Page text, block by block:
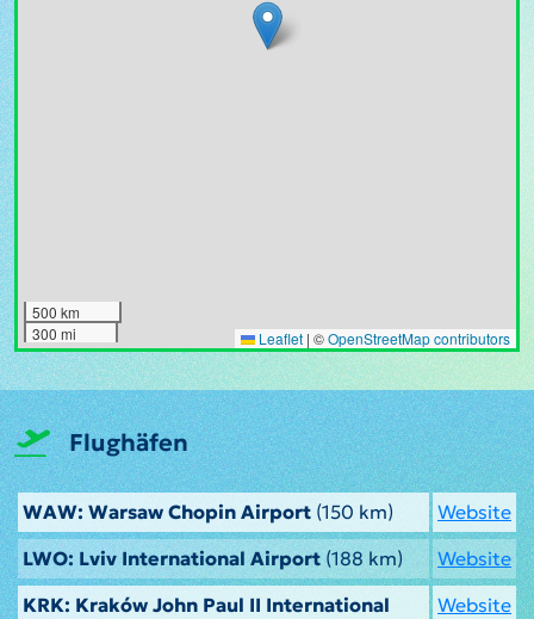
500 km
300 mi
Leaflet | ©OpenStreetMap contributors
Flughäfen
WAW: Warsaw Chopin Airport (150 km)
Website
LWO: Lviv International Airport(188 km)
Website
KRK: Kraków John Paul II International
Website